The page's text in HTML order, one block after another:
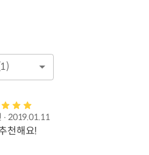
1)
∙ 2019.01.11
천해요!